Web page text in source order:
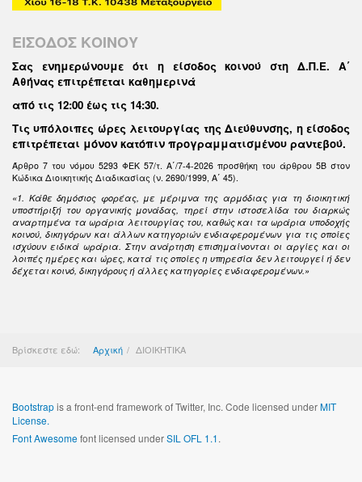
ΕΙΣΟΔΟΣ ΚΟΙΝΟΥ
Σας ενημερώνουμε ότι η είσοδος κοινού στη Δ.Π.Ε. Α΄
Αθήνας επιτρέπεται καθημερινά
από τις 12:00 έως τις 14:30.
Τις υπόλοιπες ώρες λειτουργίας της Διεύθυνσης, η είσοδος
επιτρέπεται μόνον κατόπιν προγραμματισμένου ραντεβού.
Άρθρο 7 του νόμου 5293 ΦΕΚ 57/τ. Α΄/7-4-2026 προσθήκη του άρθρου 5Β στον
Κώδικα Διοικητικής Διαδικασίας (ν. 2690/1999, Α΄ 45).
«1. Κάθε δημόσιος φορέας, με μέριμνα της αρμόδιας για τη διοικητική
υποστήριξή του οργανικής μονάδας, τηρεί στην ιστοσελίδα του διαρκώς
αναρτημένα τα ωράρια λειτουργίας του, καθώς και τα ωράρια υποδοχής
κοινού, δικηγόρων και άλλων κατηγοριών ενδιαφερομένων για τις οποίες
ισχύουν ειδικά ωράρια. Στην ανάρτηση επισημαίνονται οι αργίες και οι
λοιπές ημέρες και ώρες, κατά τις οποίες η υπηρεσία δεν λειτουργεί ή δεν
δέχεται κοινό, δικηγόρους ή άλλες κατηγορίες ενδιαφερομένων.»
Βρίσκεστε εδώ: Αρχική ΔΙΟΙΚΗΤΙΚΑ
Bootstrapis a front-end framework of Twitter, Inc. Code licensed underMIT
License.
Font Awesomefont licensed underSIL OFL 1.1.